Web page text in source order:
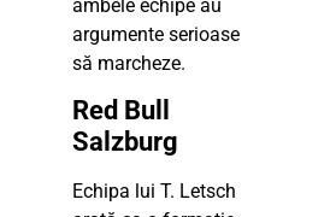
ambele echipe au
argumente serioase
să marcheze.
Red Bull
Salzburg
Echipa lui T. Letsch